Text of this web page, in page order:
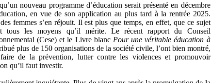
nouveau programme d’éducation serait présenté en décembre
en vue de son application au plus tard à la rentrée 2025.
femmes s’en réjouit. Il est plus que temps, en effet, que ce sujet
tous les moyens qu’il mérite. Le récent rapport du Conseil
(Cese) et le Livre blanc Pour une véritable éducation à
plus de 150 organisations de la société civile, l’ont bien montré,
de la prévention, lutter contre les violences et promouvoir
qu’il faut investir.